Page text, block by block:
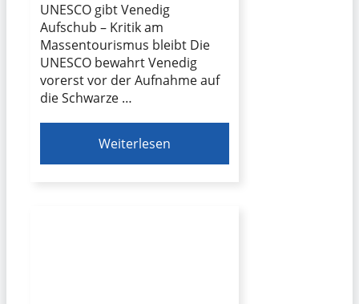
UNESCO gibt Venedig
Aufschub – Kritik am
Massentourismus bleibt Die
UNESCO bewahrt Venedig
vorerst vor der Aufnahme auf
die Schwarze …
Weiterlesen